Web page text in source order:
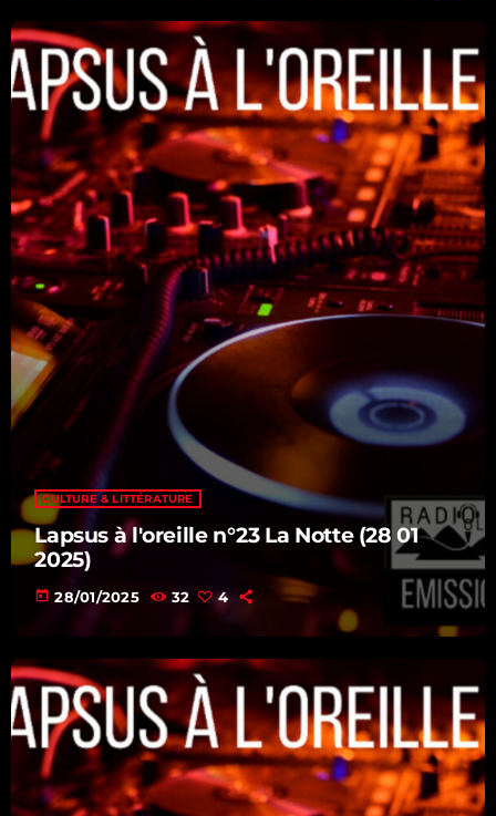
CULTURE & LITTÉRATURE
Lapsus à l'oreille n°23 La Notte (28 01
2025)
today 28/01/2025 32 4